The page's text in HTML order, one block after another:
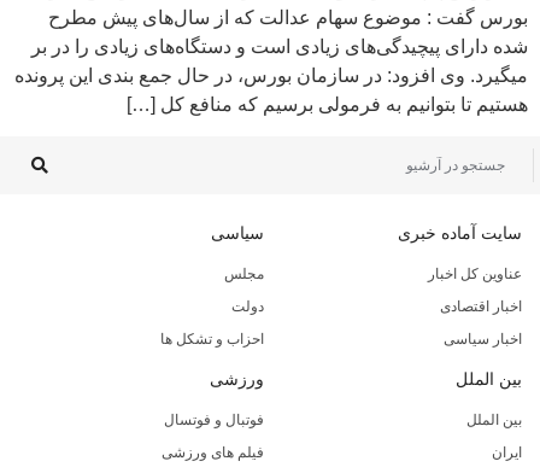
بورس گفت : موضوع سهام عدالت که از سال‌های پیش مطرح
شده دارای پیچیدگی‌های زیادی است و دستگاه‌های زیادی را در بر
میگیرد. وی افزود: در سازمان بورس، در حال جمع بندی این پرونده
هستیم تا بتوانیم به فرمولی برسیم که منافع کل […]
سایت آماده خبری
عناوین کل اخبار
اخبار اقتصادی
اخبار سیاسی
سیاسی
مجلس
دولت
احزاب و تشکل ها
بین الملل
بین الملل
ایران
ورزشی
فوتبال و فوتسال
فیلم های ورزشی